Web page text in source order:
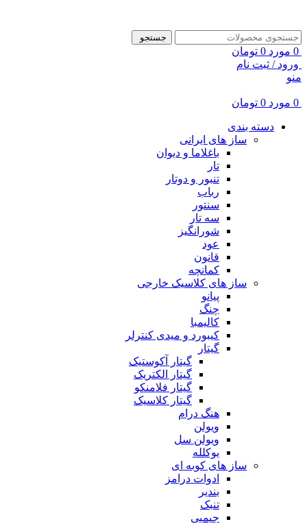
جستجو
0 مورد 0 تومان
ورود / ثبت نام
منو
0 مورد 0 تومان
دسته بندی
ساز های ایرانی
باغلاما و دیوان
تار
تنبور و دوتار
رباب
سنتور
سه تار
شورانگیز
عود
قانون
کمانچه
ساز های کلاسیک خارجی
پیانو
چنگ
کالیمبا
کیبورد و میدی کنترلر
گیتار
گیتار آکوستیک
گیتار الکتریک
گیتار فلامنکو
گیتار کلاسیک
هنگ درام
ویولن
ویولن سل
یوکلله
ساز های کوبه ای
ادوات درامز
بندیر
تنبک
جیمبی